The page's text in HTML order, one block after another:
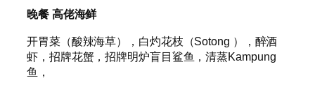
晚餐 高佬海鲜
开胃菜（酸辣海草），白灼花枝（Sotong ），醉酒
虾，招牌花蟹，招牌明炉盲目鲨鱼，清蒸Kampung
鱼，